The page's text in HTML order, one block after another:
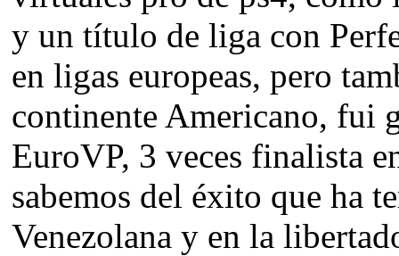
y un título de liga con
en ligas europeas, pero
continente Americano, fui
EuroVP, 3 veces finalista
sabemos del éxito que ha
Venezolana y en la